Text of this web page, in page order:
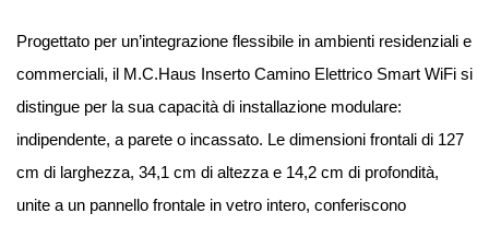
Progettato per un’integrazione flessibile in ambienti residenziali e
commerciali, il M.C.Haus Inserto Camino Elettrico Smart WiFi si
distingue per la sua capacità di installazione modulare:
indipendente, a parete o incassato. Le dimensioni frontali di 127
cm di larghezza, 34,1 cm di altezza e 14,2 cm di profondità,
unite a un pannello frontale in vetro intero, conferiscono